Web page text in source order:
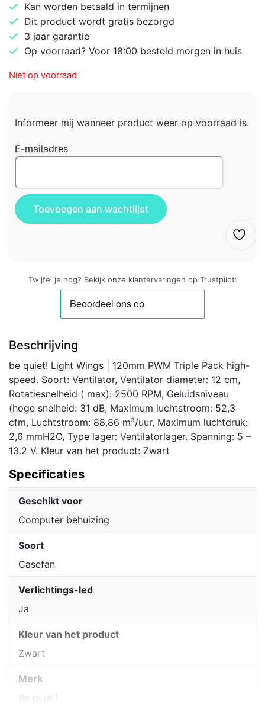
Kan worden betaald in termijnen
Dit product wordt gratis bezorgd
3 jaar garantie
Op voorraad? Voor 18:00 besteld morgen in huis
Niet op voorraad
Informeer mij wanneer product weer op voorraad is.
E-mailadres
Twijfel je nog? Bekijk onze klantervaringen op Trustpilot:
Beschrijving
be quiet! Light Wings | 120mm PWM Triple Pack high-
speed. Soort: Ventilator, Ventilator diameter: 12 cm,
Rotatiesnelheid ( max): 2500 RPM, Geluidsniveau
(hoge snelheid: 31 dB, Maximum luchtstroom: 52,3
cfm, Luchtstroom: 88,86 m³/uur, Maximum luchtdruk:
2,6 mmH2O, Type lager: Ventilatorlager. Spanning: 5 –
13.2 V. Kleur van het product: Zwart
Specificaties
Geschikt voor
Computer behuizing
Soort
Casefan
Verlichtings-led
Ja
Kleur van het product
Zwart
Merk
Be quiet!